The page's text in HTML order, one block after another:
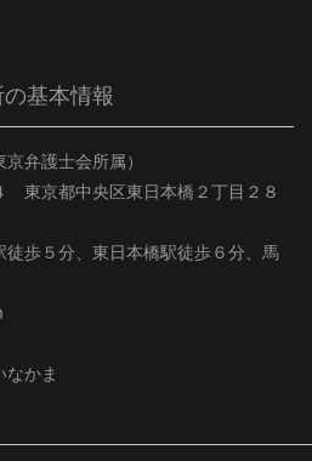
基本情報
弁護士会所属）
東京都中央区東日本橋２丁目２８
歩５分、東日本橋駅徒歩６分、馬
なかま